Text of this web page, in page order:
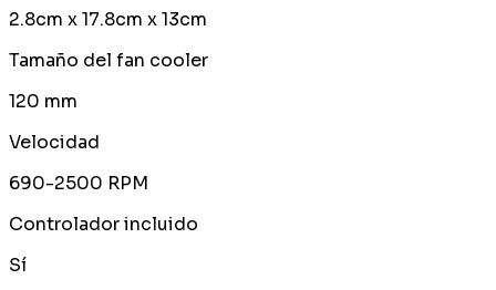
2.8cm x 17.8cm x 13cm
Tamaño del fan cooler
120 mm
Velocidad
690-2500 RPM
Controlador incluido
Sí